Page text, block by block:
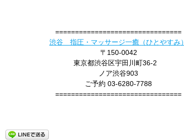
================================
渋谷 指圧・マッサージ一癒（ひとやすみ）
〒150-0042
東京都渋谷区宇田川町36-2
ノア渋谷903
ご予約 03-6280-7788
================================